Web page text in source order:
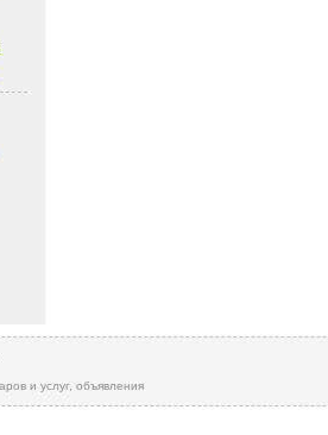
и услуг, объявления